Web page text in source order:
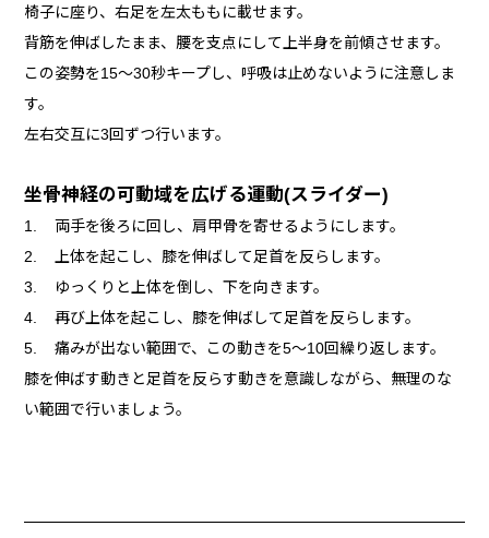
椅子に座り、右足を左太ももに載せます。
背筋を伸ばしたまま、腰を支点にして上半身を前傾させます。
この姿勢を15～30秒キープし、呼吸は止めないように注意しま
す。
左右交互に3回ずつ行います。
坐骨神経の可動域を広げる運動(スライダー)
1. 両手を後ろに回し、肩甲骨を寄せるようにします。
2. 上体を起こし、膝を伸ばして足首を反らします。
3. ゆっくりと上体を倒し、下を向きます。
4. 再び上体を起こし、膝を伸ばして足首を反らします。
5. 痛みが出ない範囲で、この動きを5～10回繰り返します。
膝を伸ばす動きと足首を反らす動きを意識しながら、無理のな
い範囲で行いましょう。